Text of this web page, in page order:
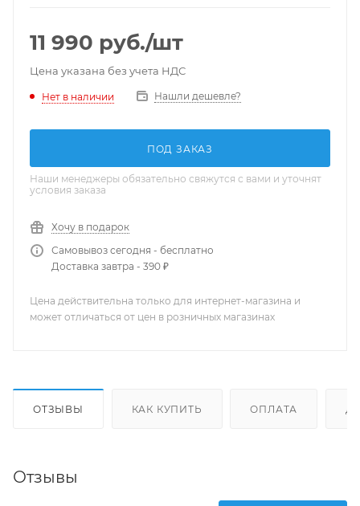
11 990 руб./шт
Цена указана без учета НДС
Нет в наличии Нашли дешевле?
ПОД ЗАКАЗ
Наши менеджеры обязательно свяжутся с вами и уточнят
условия заказа
Хочу в подарок
Самовывоз сегодня - бесплатно
Доставка завтра - 390 ₽
Цена действительна только для интернет-магазина и
может отличаться от цен в розничных магазинах
ОТЗЫВЫ КАК КУПИТЬ ОПЛАТА
Отзывы